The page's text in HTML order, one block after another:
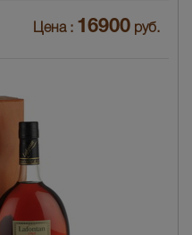
Цена : 16900 руб.